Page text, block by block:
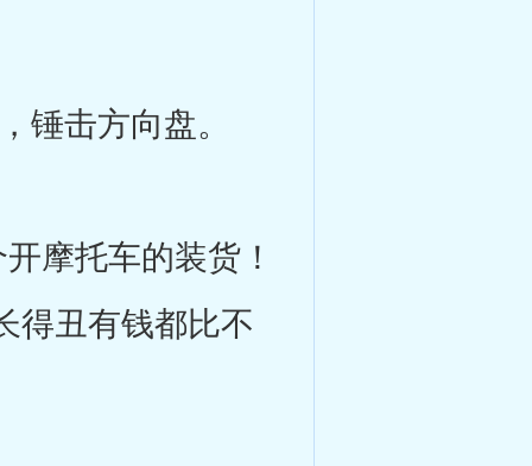
击方向盘。
托车的装货！
丑有钱都比不